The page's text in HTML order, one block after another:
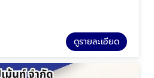
ดูรายละเอียด